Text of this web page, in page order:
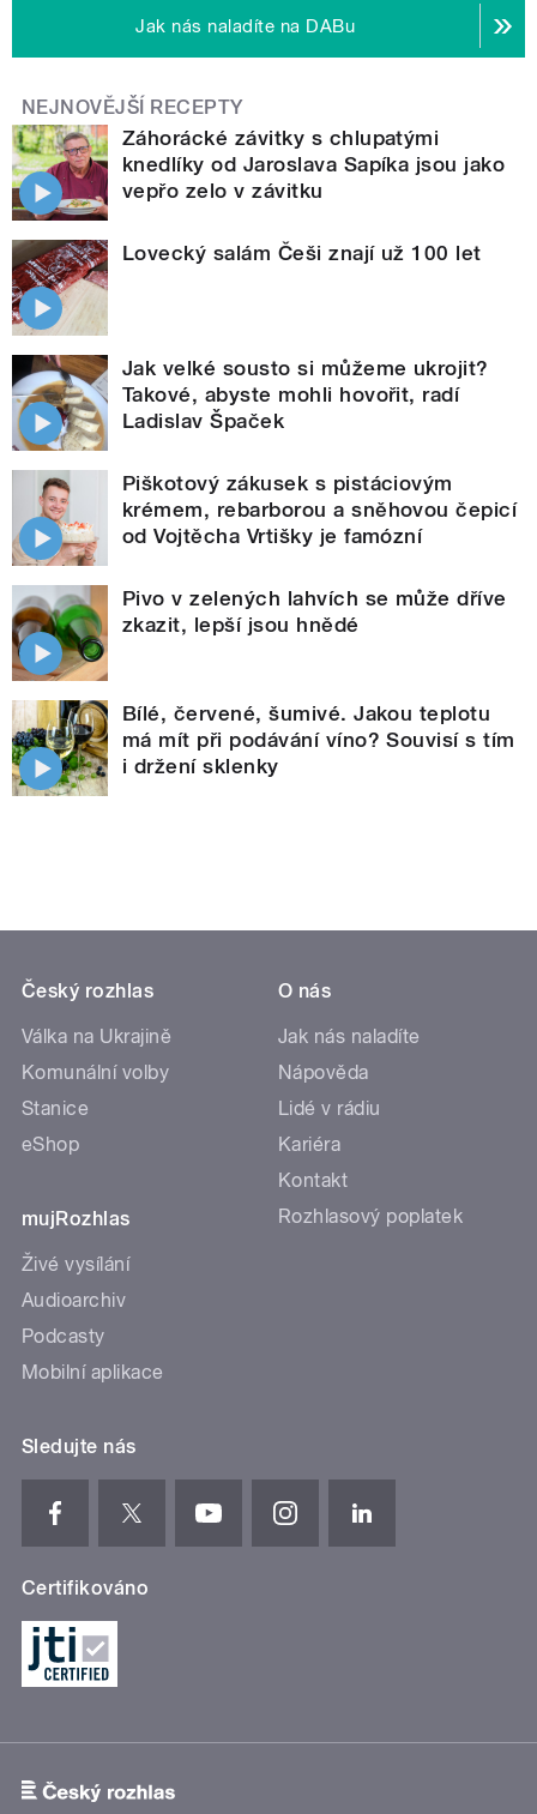
Jak nás naladíte na DABu
NEJNOVĚJŠÍ RECEPTY
Záhorácké závitky s chlupatými
knedlíky od Jaroslava Sapíka jsou jako
vepřo zelo v závitku
Lovecký salám Češi znají už 100 let
Jak velké sousto si můžeme ukrojit?
Takové, abyste mohli hovořit, radí
Ladislav Špaček
Piškotový zákusek s pistáciovým
krémem, rebarborou a sněhovou čepicí
od Vojtěcha Vrtišky je famózní
Pivo v zelených lahvích se může dříve
zkazit, lepší jsou hnědé
Bílé, červené, šumivé. Jakou teplotu
má mít při podávání víno? Souvisí s tím
i držení sklenky
Český rozhlas
Válka na Ukrajině
Komunální volby
Stanice
eShop
mujRozhlas
Živé vysílání
Audioarchiv
Podcasty
Mobilní aplikace
O nás
Jak nás naladíte
Nápověda
Lidé v rádiu
Kariéra
Kontakt
Rozhlasový poplatek
Sledujte nás
Certifikováno